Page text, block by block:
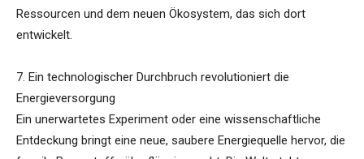
Ressourcen und dem neuen Ökosystem, das sich dort
entwickelt.
7. Ein technologischer Durchbruch revolutioniert die
Energieversorgung
Ein unerwartetes Experiment oder eine wissenschaftliche
Entdeckung bringt eine neue, saubere Energiequelle hervor, die